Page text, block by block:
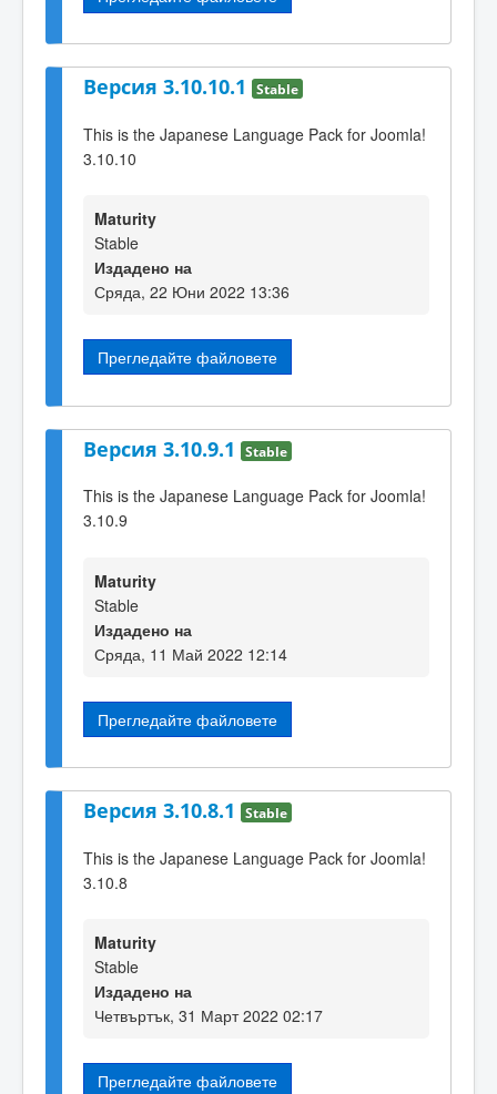
Версия 3.10.10.1 Stable
This is the Japanese Language Pack for Joomla!
3.10.10
Maturity
Stable
Издадено на
Сряда, 22 Юни 2022 13:36
Прегледайте файловете
Версия 3.10.9.1 Stable
This is the Japanese Language Pack for Joomla!
3.10.9
Maturity
Stable
Издадено на
Сряда, 11 Май 2022 12:14
Прегледайте файловете
Версия 3.10.8.1 Stable
This is the Japanese Language Pack for Joomla!
3.10.8
Maturity
Stable
Издадено на
Четвъртък, 31 Март 2022 02:17
Прегледайте файловете